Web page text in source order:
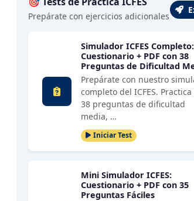
Prepárate con ejercicios adicionales
Simulador ICFES Completo:
Cuestionario + PDF con 38
Preguntas de Dificultad
Prepárate con nuestro
completo del ICFES. Practica
38 preguntas de dificultad
media, …
Iniciar Test
Mini Simulador ICFES:
Cuestionario + PDF con 35
Preguntas Fáciles